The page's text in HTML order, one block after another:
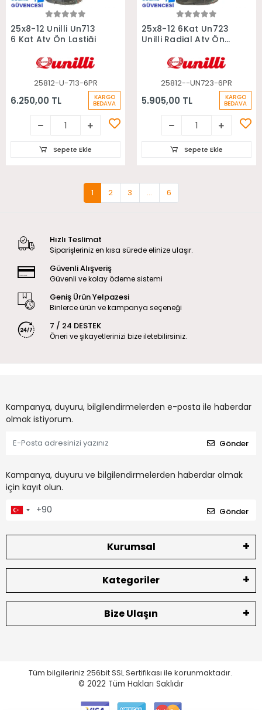
Sepete Ekle
25x8-12 Unilli Un713
6 Kat Atv Ön Lastiği
25812-U-713-6PR
6.250,00 TL KARGO
BEDAVA
Sepete Ekle
Sepete Ekle
25x8-12 6Kat Un723
Unilli Radial Atv Ön
25812--UN723-6PR
5.905,00 TL KARGO
BEDAVA
Sepete Ekle
1 2 3 ... 6
Hızlı Teslimat
Siparişleriniz en kısa sürede elinize ulaşır.
Güvenli Alışveriş
Güvenli ve kolay ödeme sistemi
Geniş Ürün Yelpazesi
Binlerce ürün ve kampanya seçeneği
7 / 24 DESTEK
Öneri ve şikayetlerinizi bize iletebilirsiniz.
Kampanya, duyuru, bilgilendirmelerden e-posta ile haberdar
olmak istiyorum.
Gönder
Kampanya, duyuru ve bilgilendirmelerden haberdar olmak
için kayıt olun.
Gönder
Kurumsal
Kategoriler
Bize Ulaşın
Tüm bilgileriniz 256bit SSL Sertifikası ile korunmaktadır.
© 2022 Tüm Hakları Saklıdır